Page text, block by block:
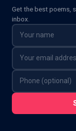
Get the best poems,
inbox.